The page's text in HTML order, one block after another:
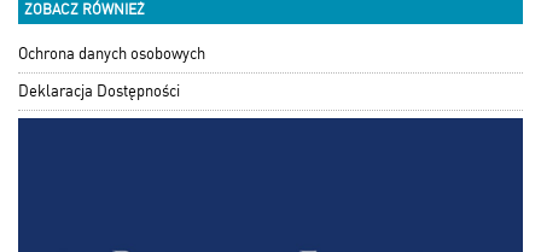
ZOBACZ RÓWNIEŻ
Ochrona danych osobowych
Deklaracja Dostępności